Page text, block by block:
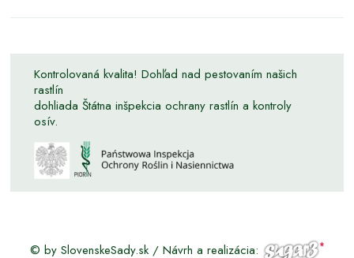
Kontrolovaná kvalita! Dohľad nad pestovaním našich
rastlín
dohliada Štátna inšpekcia ochrany rastlín a kontroly
osív.
© by SlovenskeSady.sk / Návrh a realizácia: